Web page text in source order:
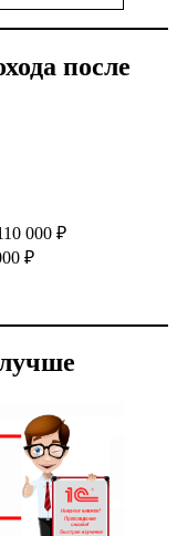
после
000 ₽
₽